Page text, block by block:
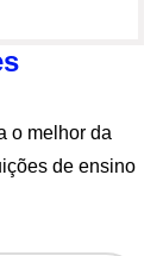
o melhor da
de ensino